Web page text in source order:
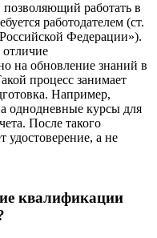
работать в
работодателем (ст.
Федерации»).
на обновление знаний в
процесс занимает
Например,
однодневные курсы для
После такого
удостоверение, а не
квалификации